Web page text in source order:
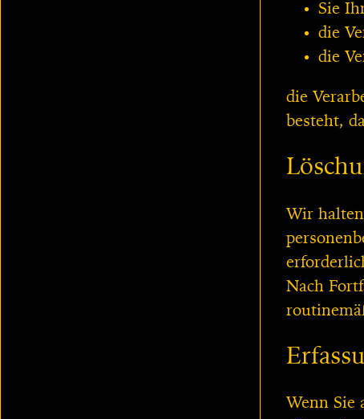
Sie
die
die
die
besteht,
Wir
Nach
Wenn Sie